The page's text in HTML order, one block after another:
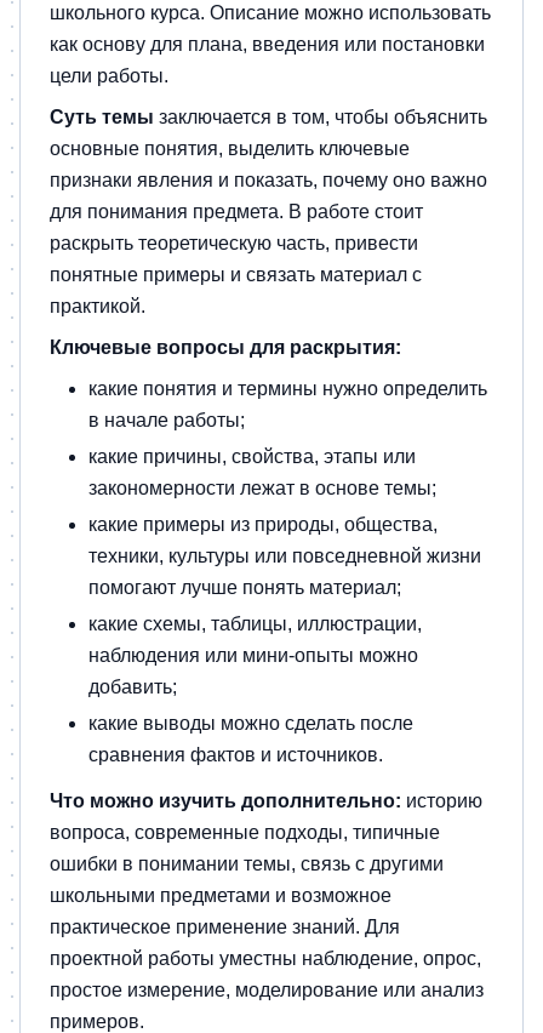
школьного курса. Описание можно использовать
как основу для плана, введения или постановки
цели работы.
Суть темы заключается в том, чтобы объяснить
основные понятия, выделить ключевые
признаки явления и показать, почему оно важно
для понимания предмета. В работе стоит
раскрыть теоретическую часть, привести
понятные примеры и связать материал с
практикой.
Ключевые вопросы для раскрытия:
какие понятия и термины нужно определить
в начале работы;
какие причины, свойства, этапы или
закономерности лежат в основе темы;
какие примеры из природы, общества,
техники, культуры или повседневной жизни
помогают лучше понять материал;
какие схемы, таблицы, иллюстрации,
наблюдения или мини-опыты можно
добавить;
какие выводы можно сделать после
сравнения фактов и источников.
Что можно изучить дополнительно: историю
вопроса, современные подходы, типичные
ошибки в понимании темы, связь с другими
школьными предметами и возможное
практическое применение знаний. Для
проектной работы уместны наблюдение, опрос,
простое измерение, моделирование или анализ
примеров.